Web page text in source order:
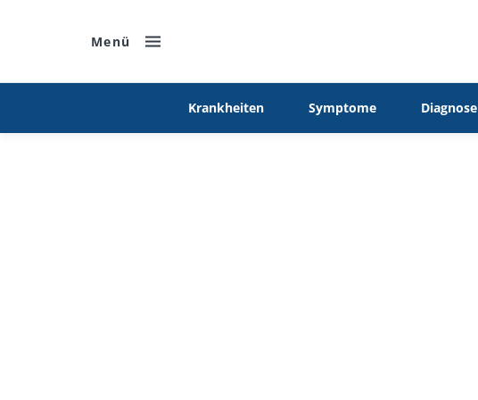
Menü
Krankheiten Symptome Diagnose